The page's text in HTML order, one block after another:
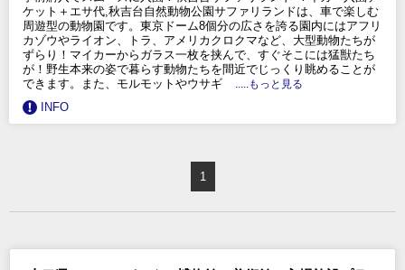
ケット＋エサ代,秋吉台自然動物公園サファリランドは、車で楽しむ
周遊型の動物園です。東京ドーム8個分の広さを誇る園内にはアフリ
カゾウやライオン、トラ、アメリカクロクマなど、大型動物たちが
ずらり！マイカーからガラス一枚を挟んで、すぐそこには猛獣たち
が！野生本来の姿で暮らす動物たちを間近でじっくり眺めることが
できます。また、モルモットやウサギ
.....もっと見る
INFO
1